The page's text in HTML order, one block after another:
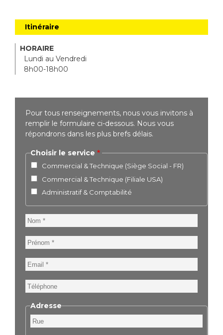
Itinéraire
HORAIRE
Lundi au Vendredi
8h00-18h00
Pour tous renseignements, nous vous invitons à
remplir le formulaire ci-dessous. Nous vous
répondrons dans les plus brefs délais.
Choisir le service
Commercial & Technique (Siège Social - FR)
Commercial & Technique (Filiale USA)
Administratif & Comptabilité
Nom
Prénom
Email
Téléphone
Adresse
Rue